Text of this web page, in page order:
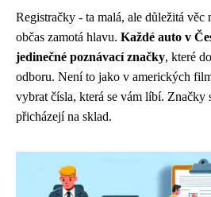
Registračky - ta malá, ale důležitá věc
občas zamotá hlavu. Každé auto v
jedinečné poznávací značky, které
odboru. Není to jako v amerických
vybrat čísla, která se vám líbí. Značky
přicházejí na sklad.